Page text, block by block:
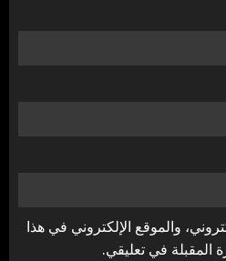
والموقع الإلكتروني في هذا
المقبلة في تعليقي.